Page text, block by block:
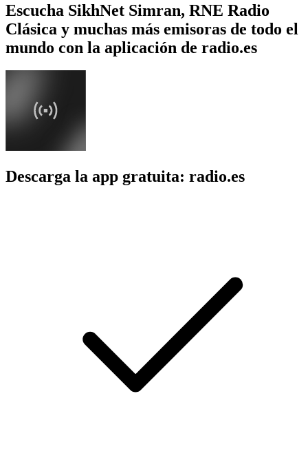
Escucha SikhNet Simran, RNE Radio
Clásica y muchas más emisoras de todo el
mundo con la aplicación de radio.es
Descarga la app gratuita: radio.es